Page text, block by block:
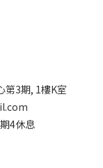
第3期, 1樓K室
4休息